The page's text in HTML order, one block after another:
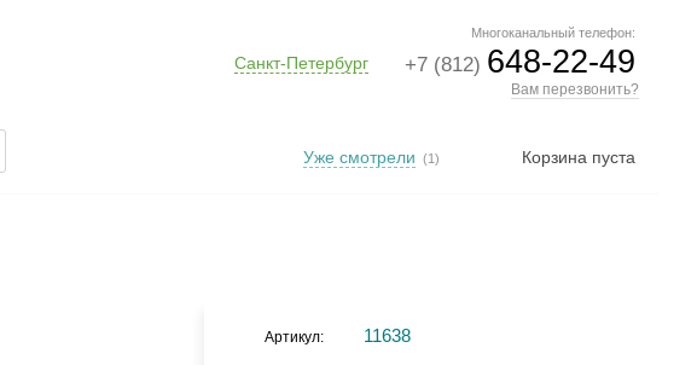
Многоканальный телефон:
+7 (812) 648-22-49
Вам перезвонить?
Санкт-Петербург
Корзина пуста
Уже смотрели (1)
Артикул: 11638